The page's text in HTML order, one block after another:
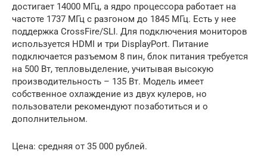
достигает 14000 МГц, а ядро процессора работает на
частоте 1737 МГц с разгоном до 1845 МГц. Есть у нее
поддержка CrossFire/SLI. Для подключения мониторов
используется HDMI и три DisplayPort. Питание
подключается разъемом 8 пин, блок питания требуется
на 500 Вт, тепловыделение, учитывая высокую
производительность – 135 Вт. Модель имеет
собственное охлаждение из двух кулеров, но
пользователи рекомендуют позаботиться и о
дополнительном.
Цена: средняя от 35 000 рублей.